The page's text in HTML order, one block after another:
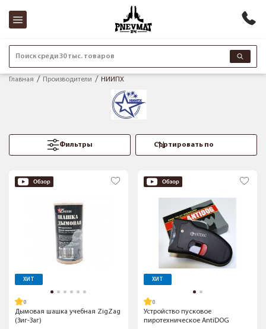
Поиск среди 30 тыс. товаров
Главная Производители НИИПХ
Фильтры
ХИТ
Дымовая шашка учебная ZigZag
(Зиг-Заг)
ХИТ
Устройство пусковое
пиротехническое AntiDOG